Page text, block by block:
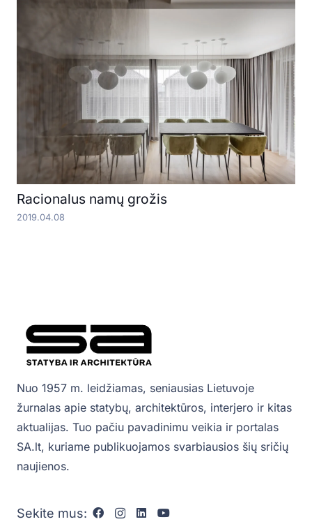
Racionalus namų grožis
2019.04.08
Nuo 1957 m. leidžiamas, seniausias Lietuvoje
žurnalas apie statybų, architektūros, interjero ir kitas
aktualijas. Tuo pačiu pavadinimu veikia ir portalas
SA.lt, kuriame publikuojamos svarbiausios šių sričių
naujienos.
Sekite mus: